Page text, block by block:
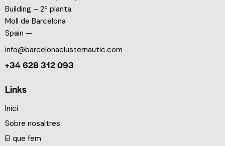
Building – 2ª planta
Moll de Barcelona
Spain —
info@barcelonaclusternautic.com
+34 628 312 093
Links
Inici
Sobre nosaltres
El que fem